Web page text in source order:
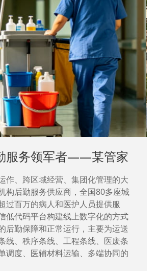
服务领军者——某管家
作、跨区域经营、集团化管理的大
构后勤服务供应商，全国80多座城
过百万的病人和医护人员提供服
低代码平台构建线上数字化的方式
后勤保障和正常运行，主要为运送
线、秩序条线、工程条线、医废条
调度、医辅材料运输、多端协同的